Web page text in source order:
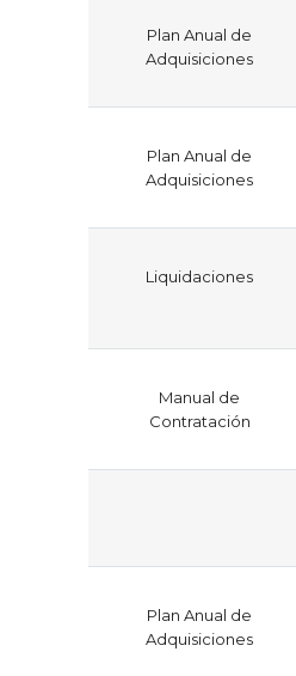
Plan Anual de
Adquisiciones
Plan Anual de
Adquisiciones
Liquidaciones
Manual de
Contratación
Plan Anual de
Adquisiciones